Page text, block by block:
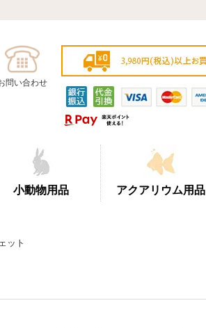
問い合わせ
小動物用品 アクアリウム用品
ット